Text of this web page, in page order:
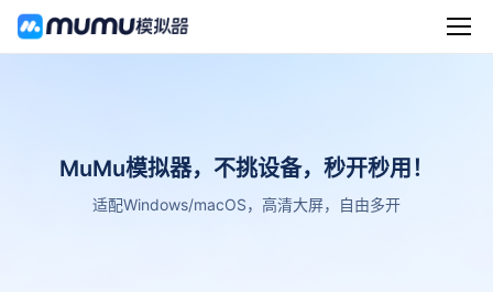
MuMu模拟器，不挑设备，秒开秒用！
适配Windows/macOS，高清大屏，自由多开